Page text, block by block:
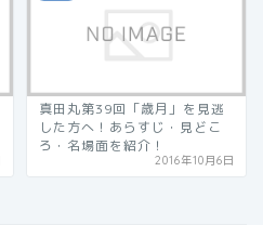
真田丸第39回「歳月」を見逃
した方へ！あらすじ・見どこ
ろ・名場面を紹介！
2016年10月6日